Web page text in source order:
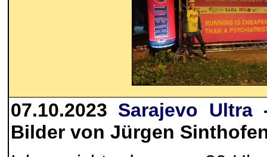
07.10.2023 Sarajevo Ultra-
Bilder von Jürgen